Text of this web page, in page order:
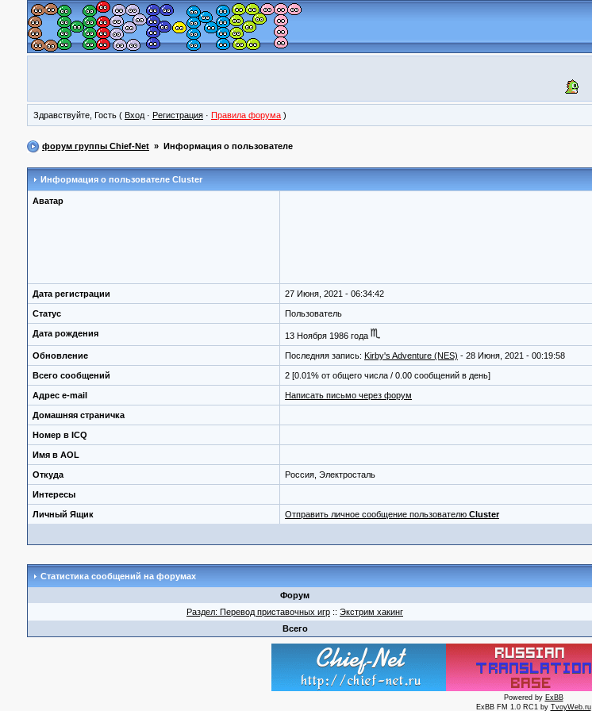
Здравствуйте, Гость ( Вход · Регистрация · Правила форума )
форум группы Chief-Net » Информация о пользователе
Информация о пользователе Cluster
Аватар
Дата регистрации 27 Июня, 2021 - 06:34:42
Статус Пользователь
Дата рождения 13 Ноября 1986 года
Обновление Последняя запись: Kirby's Adventure (NES) - 28 Июня, 2021 - 00:19:58
Всего сообщений 2 [0.01% от общего числа / 0.00 сообщений в день]
Адрес e-mail Написать письмо через форум
Домашняя страничка
Номер в ICQ
Имя в AOL
Откуда Россия, Электросталь
Интересы
Личный Ящик Отправить личное сообщение пользователю Cluster
Статистика сообщений на форумах
Форум
Раздел: Перевод приставочных игр :: Экстрим хакинг
Всего
Powered by ExBB
ExBB FM 1.0 RC1 by TvoyWeb.ru